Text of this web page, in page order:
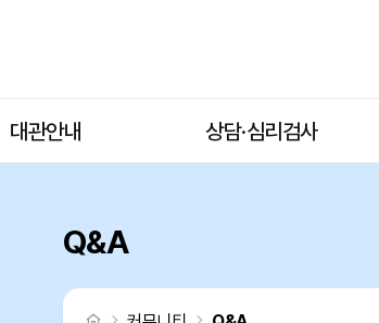
대관안내 상담·심리검사
Q&A
처음으로